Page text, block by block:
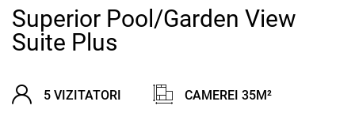
Superior Pool/Garden View
Suite Plus
5 VIZITATORI CAMEREI 35M²